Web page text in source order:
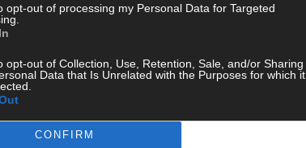
opt-out of processing my Personal Data for Targeted
opt-out of Collection, Use, Retention, Sale, and/or Sharing
Data that Is Unrelated with the Purposes for which it
CONFIRM